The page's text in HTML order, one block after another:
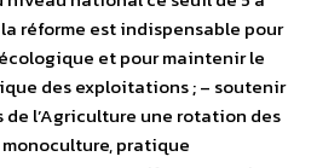
réforme est indispensable pour
et pour maintenir le
des exploitations ; – soutenir
de l’Agriculture une rotation des
pratique